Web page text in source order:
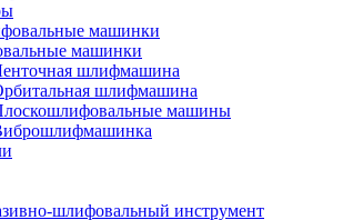
машинки
шлифмашина
шлифмашина
машины